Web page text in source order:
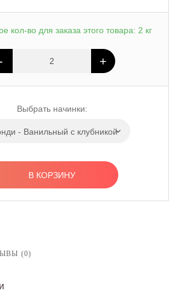
кол-во для заказа этого товара: 2 кг
+
Выбрать начинки:
- Ванильный с клубникой
В КОРЗИНУ
(0)